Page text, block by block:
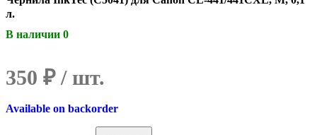
л.
В наличии 0
350 ₽
Available on backorder